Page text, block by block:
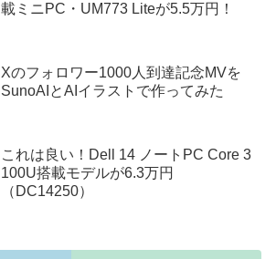
載ミニPC・UM773 Liteが5.5万円！
Xのフォロワー1000人到達記念MVを
SunoAIとAIイラストで作ってみた
これは良い！Dell 14 ノートPC Core 3
100U搭載モデルが6.3万円
（DC14250）